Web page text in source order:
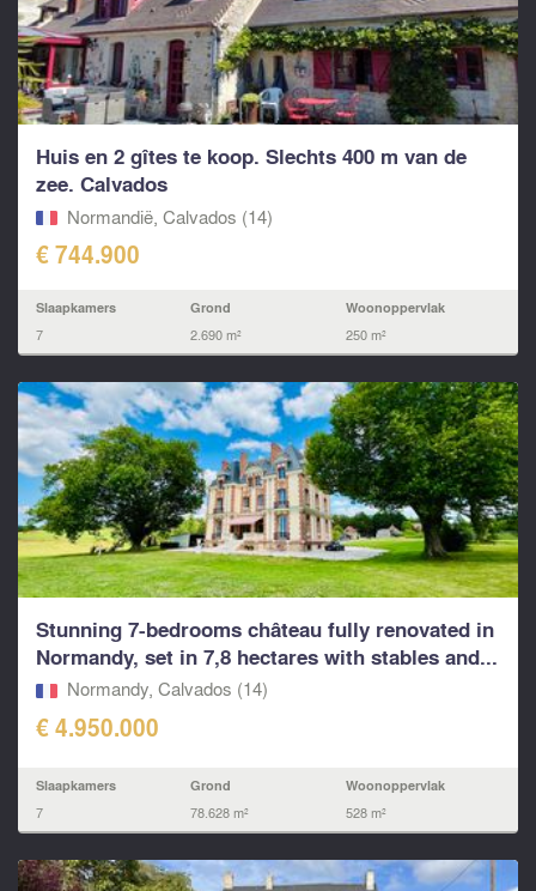
Huis en 2 gîtes te koop. Slechts 400 m van de
zee. Calvados
Normandië, Calvados (14)
€ 744.900
Slaapkamers
7
Grond
2.690 m²
Woonoppervlak
250 m²
Stunning 7-bedrooms château fully renovated in
Normandy, set in 7,8 hectares with stables and...
Normandy, Calvados (14)
€ 4.950.000
Slaapkamers
7
Grond
78.628 m²
Woonoppervlak
528 m²